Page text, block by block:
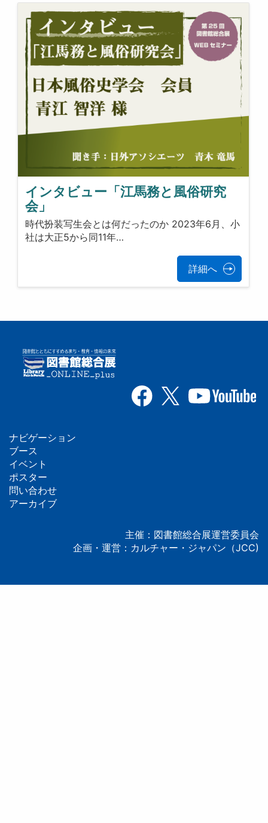
インタビュー「江馬務と風俗研究
会」
時代扮装写生会とは何だったのか 2023年6月、小
社は大正5から同11年…
詳細へ
フ
ッ
タ
ナビゲーション
ブース
イベント
ポスター
問い合わせ
アーカイブ
主催：図書館総合展運営委員会
企画・運営：カルチャー・ジャパン（JCC)